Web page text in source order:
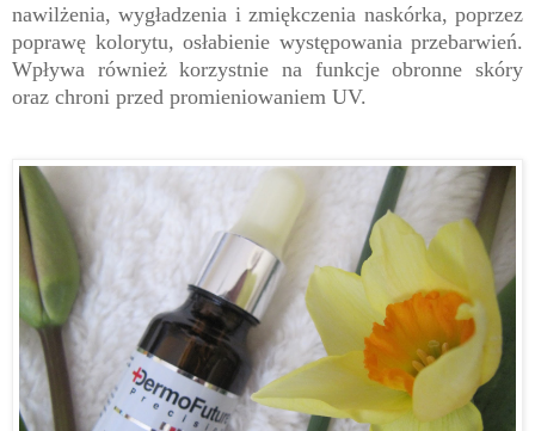
nawilżenia, wygładzenia i zmiękczenia naskórka, poprzez
poprawę kolorytu, osłabienie występowania przebarwień.
Wpływa również korzystnie na funkcje obronne skóry
oraz chroni przed promieniowaniem UV.